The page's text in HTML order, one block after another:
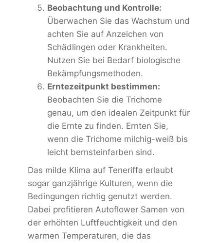
Beobachtung und Kontrolle:
Überwachen Sie das Wachstum und
achten Sie auf Anzeichen von
Schädlingen oder Krankheiten.
Nutzen Sie bei Bedarf biologische
Bekämpfungsmethoden.
Erntezeitpunkt bestimmen:
Beobachten Sie die Trichome
genau, um den idealen Zeitpunkt für
die Ernte zu finden. Ernten Sie,
wenn die Trichome milchig-weiß bis
leicht bernsteinfarben sind.
Das milde Klima auf Teneriffa erlaubt
sogar ganzjährige Kulturen, wenn die
Bedingungen richtig genutzt werden.
Dabei profitieren Autoflower Samen von
der erhöhten Luftfeuchtigkeit und den
warmen Temperaturen, die das